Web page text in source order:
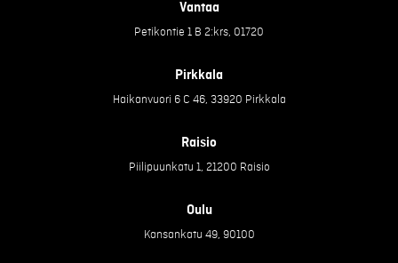
Vantaa
Petikontie 1 B 2:krs, 01720
Pirkkala
Haikanvuori 6 C 46, 33920 Pirkkala
Raisio
Piilipuunkatu 1, 21200 Raisio
Oulu
Kansankatu 49, 90100